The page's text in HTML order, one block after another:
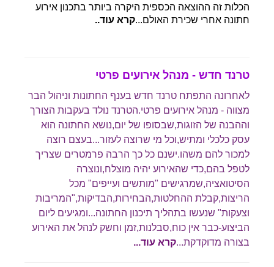
הכלות זה ההוצאה הכספית היקרה ביותר בתכנון אירוע
חתונה אחרי שכירת האולם...קרא עוד..
טרנד חדש - מנהל אירועים פרטי
לאחרונה התפתח טרנד חדש בענף החתונות וניהול הבר
מצווה - מנהל אירועים פרטי.הטרנד נולד בעקבות הצורך
וההבנה של הזוגות,שבסופו של יום,נושא החתונה הוא
עסק כלכלי ומתיש,וכל מי שרוצה לעזור...בעצם רוצה
למכור להם משהו.ישנם כל כך הרבה פרמטרים שצריך
לטפל בהם,כדי שהאירוע יהיה מוצלח,ונוצרה
הסיטואציה,שמרגישים "מותשים ועייפים" מכל
הריצות,קבלת ההחלטות,הבחירות,הבדיקות,"המריבות
וצעקות" שנעשו בתהליך תיכנון החתונה...ומגיעים ליום
הביצוע-כבר אין כוח,סבלנות,זמן וחשק לנהל את האירוע
בצורה מדוקדקת...קרא עוד...